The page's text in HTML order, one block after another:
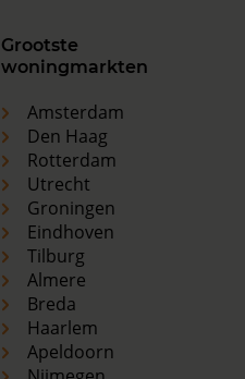
Grootste
woningmarkten
Amsterdam
Den Haag
Rotterdam
Utrecht
Groningen
Eindhoven
Tilburg
Almere
Breda
Haarlem
Apeldoorn